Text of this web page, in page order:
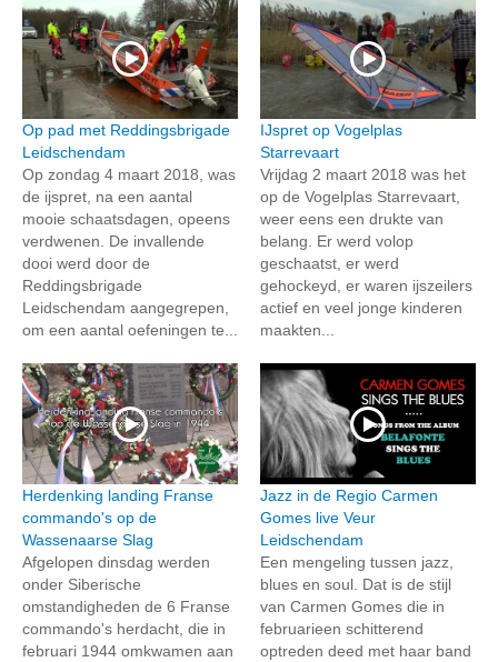
Op pad met Reddingsbrigade
Leidschendam
Op zondag 4 maart 2018, was
de ijspret, na een aantal
mooie schaatsdagen, opeens
verdwenen. De invallende
dooi werd door de
Reddingsbrigade
Leidschendam aangegrepen,
om een aantal oefeningen te...
IJspret op Vogelplas
Starrevaart
Vrijdag 2 maart 2018 was het
op de Vogelplas Starrevaart,
weer eens een drukte van
belang. Er werd volop
geschaatst, er werd
gehockeyd, er waren ijszeilers
actief en veel jonge kinderen
maakten...
Herdenking landing Franse
commando's op de
Wassenaarse Slag
Afgelopen dinsdag werden
onder Siberische
omstandigheden de 6 Franse
commando's herdacht, die in
februari 1944 omkwamen aan
Jazz in de Regio Carmen
Gomes live Veur
Leidschendam
Een mengeling tussen jazz,
blues en soul. Dat is de stijl
van Carmen Gomes die in
februarieen schitterend
optreden deed met haar band